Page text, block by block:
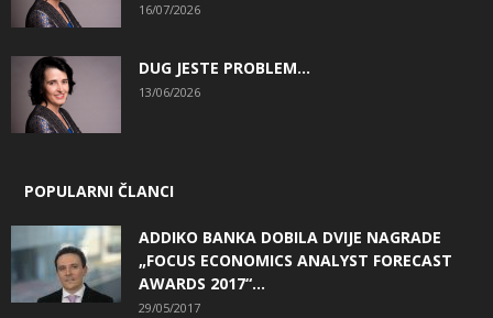
16/07/2026
DUG JESTE PROBLEM…
13/06/2026
POPULARNI ČLANCI
ADDIKO BANKA DOBILA DVIJE NAGRADE
„FOCUS ECONOMICS ANALYST FORECAST
AWARDS 2017“...
29/05/2017